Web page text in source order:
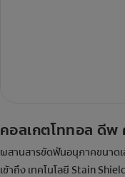
คอลเกตโททอล ดีพ
ผสานสารขัดฟันอนุภาคขนาด
เข้าถึง เทคโนโลยี Stain